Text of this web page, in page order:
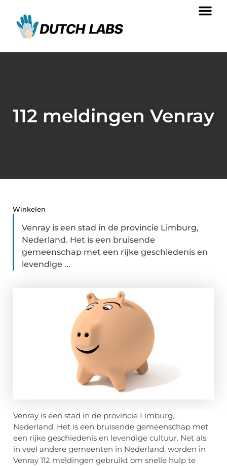
112 meldingen Venray
Winkelen
Venray is een stad in de provincie Limburg,
Nederland. Het is een bruisende
gemeenschap met een rijke geschiedenis en
levendige ...
Venray is een stad in de provincie Limburg,
Nederland. Het is een bruisende gemeenschap met
een rijke geschiedenis en levendige cultuur. Net als
in veel andere gemeenten in Nederland, worden in
Venray 112 meldingen gebruikt om snelle hulp te